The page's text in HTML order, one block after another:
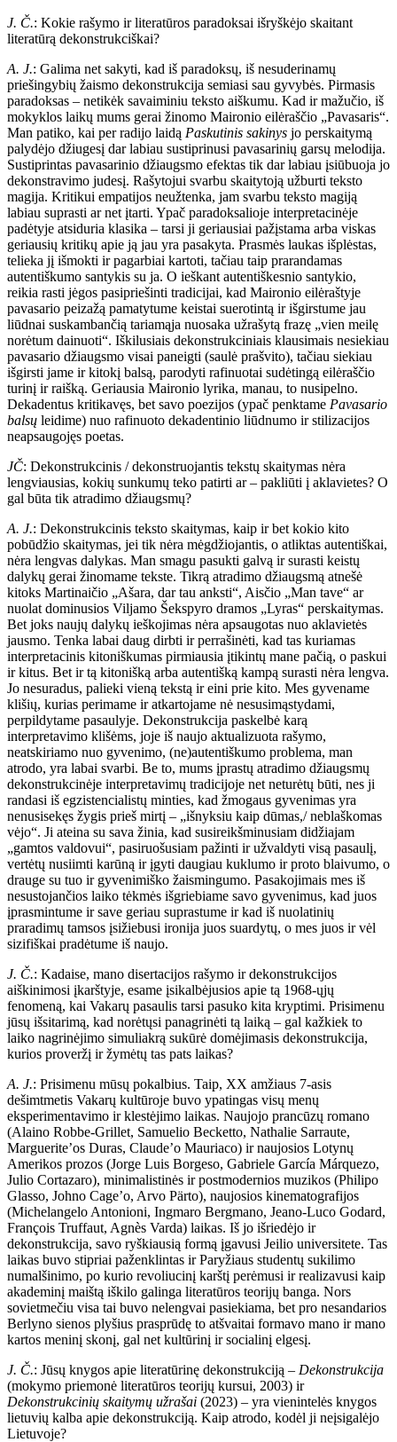
J. Č.: Kokie rašymo ir literatūros paradoksai išryškėjo skaitant
literatūrą dekonstrukciškai?
A. J.: Galima net sakyti, kad iš paradoksų, iš nesuderinamų
priešingybių žaismo dekonstrukcija semiasi sau gyvybės. Pirmasis
paradoksas – netikėk savaiminiu teksto aiškumu. Kad ir mažučio, iš
mokyklos laikų mums gerai žinomo Maironio eilėraščio „Pavasaris“.
Man patiko, kai per radijo laidą Paskutinis sakinys jo perskaitymą
palydėjo džiugesį dar labiau sustiprinusi pavasarinių garsų melodija.
Sustiprintas pavasarinio džiaugsmo efektas tik dar labiau įsiūbuoja jo
dekonstravimo judesį. Rašytojui svarbu skaitytoją užburti teksto
magija. Kritikui empatijos neužtenka, jam svarbu teksto magiją
labiau suprasti ar net įtarti. Ypač paradoksalioje interpretacinėje
padėtyje atsiduria klasika – tarsi ji geriausiai pažįstama arba viskas
geriausių kritikų apie ją jau yra pasakyta. Prasmės laukas išplėstas,
telieka jį išmokti ir pagarbiai kartoti, tačiau taip prarandamas
autentiškumo santykis su ja. O ieškant autentiškesnio santykio,
reikia rasti jėgos pasipriešinti tradicijai, kad Maironio eilėraštyje
pavasario peizažą pamatytume keistai suerotintą ir išgirstume jau
liūdnai suskambančią tariamąja nuosaka užrašytą frazę „vien meilę
norėtum dainuoti“. Iškilusiais dekonstrukciniais klausimais nesiekiau
pavasario džiaugsmo visai paneigti (saulė prašvito), tačiau siekiau
išgirsti jame ir kitokį balsą, parodyti rafinuotai sudėtingą eilėraščio
turinį ir raišką. Geriausia Maironio lyrika, manau, to nusipelno.
Dekadentus kritikavęs, bet savo poezijos (ypač penktame Pavasario
balsų leidime) nuo rafinuoto dekadentinio liūdnumo ir stilizacijos
neapsaugojęs poetas.
JČ: Dekonstrukcinis / dekonstruojantis tekstų skaitymas nėra
lengviausias, kokių sunkumų teko patirti ar – pakliūti į aklavietes? O
gal būta tik atradimo džiaugsmų?
A. J.: Dekonstrukcinis teksto skaitymas, kaip ir bet kokio kito
pobūdžio skaitymas, jei tik nėra mėgdžiojantis, o atliktas autentiškai,
nėra lengvas dalykas. Man smagu pasukti galvą ir surasti keistų
dalykų gerai žinomame tekste. Tikrą atradimo džiaugsmą atnešė
kitoks Martinaičio „Ašara, dar tau anksti“, Aisčio „Man tave“ ar
nuolat dominusios Viljamo Šekspyro dramos „Lyras“ perskaitymas.
Bet joks naujų dalykų ieškojimas nėra apsaugotas nuo aklavietės
jausmo. Tenka labai daug dirbti ir perrašinėti, kad tas kuriamas
interpretacinis kitoniškumas pirmiausia įtikintų mane pačią, o paskui
ir kitus. Bet ir tą kitonišką arba autentišką kampą surasti nėra lengva.
Jo nesuradus, palieki vieną tekstą ir eini prie kito. Mes gyvename
klišių, kurias perimame ir atkartojame nė nesusimąstydami,
perpildytame pasaulyje. Dekonstrukcija paskelbė karą
interpretavimo klišėms, joje iš naujo aktualizuota rašymo,
neatskiriamo nuo gyvenimo, (ne)autentiškumo problema, man
atrodo, yra labai svarbi. Be to, mums įprastų atradimo džiaugsmų
dekonstrukcinėje interpretavimų tradicijoje net neturėtų būti, nes ji
randasi iš egzistencialistų minties, kad žmogaus gyvenimas yra
nenusisekęs žygis prieš mirtį – „išnyksiu kaip dūmas,/ neblaškomas
vėjo“. Ji ateina su sava žinia, kad susireikšminusiam didžiajam
„gamtos valdovui“, pasiruošusiam pažinti ir užvaldyti visą pasaulį,
vertėtų nusiimti karūną ir įgyti daugiau kuklumo ir proto blaivumo, o
drauge su tuo ir gyvenimiško žaismingumo. Pasakojimais mes iš
nesustojančios laiko tėkmės išgriebiame savo gyvenimus, kad juos
įprasmintume ir save geriau suprastume ir kad iš nuolatinių
praradimų tamsos įsižiebusi ironija juos suardytų, o mes juos ir vėl
sizifiškai pradėtume iš naujo.
J. Č.: Kadaise, mano disertacijos rašymo ir dekonstrukcijos
aiškinimosi įkarštyje, esame įsikalbėjusios apie tą 1968-ųjų
fenomeną, kai Vakarų pasaulis tarsi pasuko kita kryptimi. Prisimenu
jūsų išsitarimą, kad norėtųsi panagrinėti tą laiką – gal kažkiek to
laiko nagrinėjimo simuliakrą sukūrė domėjimasis dekonstrukcija,
kurios proveržį ir žymėtų tas pats laikas?
A. J.: Prisimenu mūsų pokalbius. Taip, XX amžiaus 7-asis
dešimtmetis Vakarų kultūroje buvo ypatingas visų menų
eksperimentavimo ir klestėjimo laikas. Naujojo prancūzų romano
(Alaino Robbe-Grillet, Samuelio Becketto, Nathalie Sarraute,
Marguerite’os Duras, Claude’o Mauriaco) ir naujosios Lotynų
Amerikos prozos (Jorge Luis Borgeso, Gabriele García Márquezo,
Julio Cortazaro), minimalistinės ir postmodernios muzikos (Philipo
Glasso, Johno Cage’o, Arvo Pärto), naujosios kinematografijos
(Michelangelo Antonioni, Ingmaro Bergmano, Jeano-Luco Godard,
François Truffaut, Agnès Varda) laikas. Iš jo išriedėjo ir
dekonstrukcija, savo ryškiausią formą įgavusi Jeilio universitete. Tas
laikas buvo stipriai paženklintas ir Paryžiaus studentų sukilimo
numalšinimo, po kurio revoliucinį karštį perėmusi ir realizavusi kaip
akademinį maištą iškilo galinga literatūros teorijų banga. Nors
sovietmečiu visa tai buvo nelengvai pasiekiama, bet pro nesandarios
Berlyno sienos plyšius prasprūdę to atšvaitai formavo mano ir mano
kartos meninį skonį, gal net kultūrinį ir socialinį elgesį.
J. Č.: Jūsų knygos apie literatūrinę dekonstrukciją – Dekonstrukcija
(mokymo priemonė literatūros teorijų kursui, 2003) ir
Dekonstrukcinių skaitymų užrašai (2023) – yra vienintelės knygos
lietuvių kalba apie dekonstrukciją. Kaip atrodo, kodėl ji neįsigalėjo
Lietuvoje?